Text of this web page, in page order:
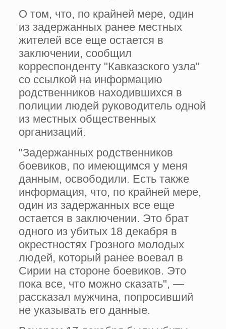
О том, что, по крайней мере, один
из задержанных ранее местных
жителей все еще остается в
заключении, сообщил
корреспонденту "Кавказского узла"
со ссылкой на информацию
родственников находившихся в
полиции людей руководитель одной
из местных общественных
организаций.
"Задержанных родственников
боевиков, по имеющимся у меня
данным, освободили. Есть также
информация, что, по крайней мере,
один из задержанных все еще
остается в заключении. Это брат
одного из убитых 18 декабря в
окрестностях Грозного молодых
людей, который ранее воевал в
Сирии на стороне боевиков. Это
пока все, что можно сказать", —
рассказал мужчина, попросивший
не указывать его данные.